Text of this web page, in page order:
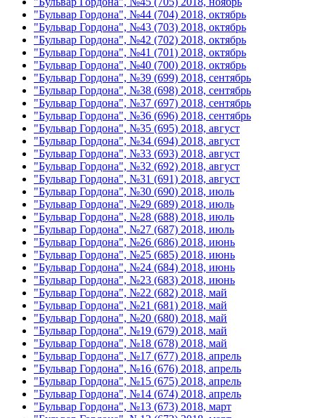
"Бульвар Гордона", №44 (704) 2018, октябрь
"Бульвар Гордона", №43 (703) 2018, октябрь
"Бульвар Гордона", №42 (702) 2018, октябрь
"Бульвар Гордона", №41 (701) 2018, октябрь
"Бульвар Гордона", №40 (700) 2018, октябрь
"Бульвар Гордона", №39 (699) 2018, сентябрь
"Бульвар Гордона", №38 (698) 2018, сентябрь
"Бульвар Гордона", №37 (697) 2018, сентябрь
"Бульвар Гордона", №36 (696) 2018, сентябрь
"Бульвар Гордона", №35 (695) 2018, август
"Бульвар Гордона", №34 (694) 2018, август
"Бульвар Гордона", №33 (693) 2018, август
"Бульвар Гордона", №32 (692) 2018, август
"Бульвар Гордона", №31 (691) 2018, август
"Бульвар Гордона", №30 (690) 2018, июль
"Бульвар Гордона", №29 (689) 2018, июль
"Бульвар Гордона", №28 (688) 2018, июль
"Бульвар Гордона", №27 (687) 2018, июль
"Бульвар Гордона", №26 (686) 2018, июнь
"Бульвар Гордона", №25 (685) 2018, июнь
"Бульвар Гордона", №24 (684) 2018, июнь
"Бульвар Гордона", №23 (683) 2018, июнь
"Бульвар Гордона", №22 (682) 2018, май
"Бульвар Гордона", №21 (681) 2018, май
"Бульвар Гордона", №20 (680) 2018, май
"Бульвар Гордона", №19 (679) 2018, май
"Бульвар Гордона", №18 (678) 2018, май
"Бульвар Гордона", №17 (677) 2018, апрель
"Бульвар Гордона", №16 (676) 2018, апрель
"Бульвар Гордона", №15 (675) 2018, апрель
"Бульвар Гордона", №14 (674) 2018, апрель
"Бульвар Гордона", №13 (673) 2018, март